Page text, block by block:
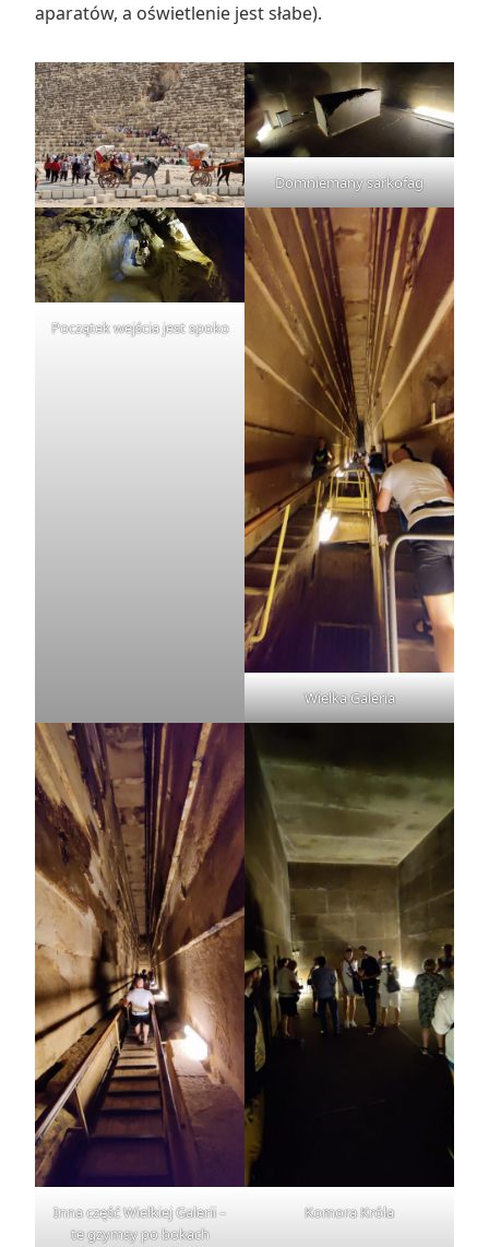
aparatów, a oświetlenie jest słabe).
Domniemany sarkofag
Początek wejścia jest spoko
Wielka Galeria
Inna część Wielkiej Galerii –
te gzymsy po bokach
Komora Króla